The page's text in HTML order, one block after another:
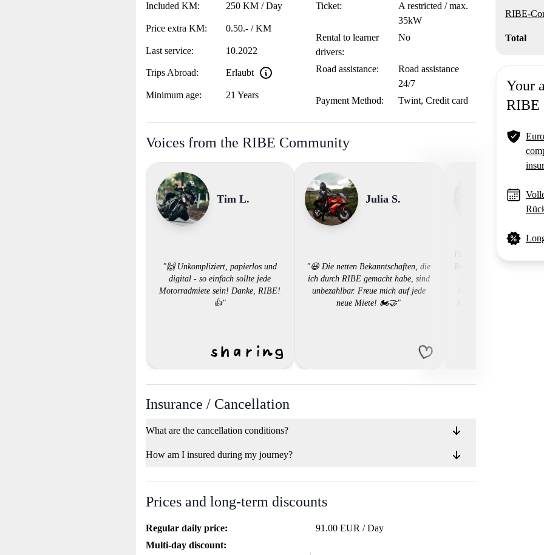
RIBE-
Total
Your
RIBE
Included KM: 250 KM / Day
Price extra KM: 0.50.- / KM
Last service: 10.2022
Trips Abroad: Erlaubt
Minimum age: 21 Years
Ticket:
A restricted / max.
35kW
Rental to learner
drivers:
No
Road assistance:
Road assistance
24/7
Payment Method:
Twint, Credit card
Voices from the RIBE Community
Tim L.
"🙌 Unkompliziert, papierlos und
digital - so einfach sollte jede
Motorradmiete sein! Danke, RIBE!
👍"
Julia S.
"😃 Die netten Bekanntschaften, die
ich durch RIBE gemacht habe, sind
unbezahlbar. Freue mich auf jede
neue Miete! 🏍️🤝"
Roger
"Motorrad mieten wie's
Habe kürzlich eine eher
RC8 gemietet. Sonst
Insurance / Cancellation
What are the cancellation conditions?
How am I insured during my journey?
Prices and long-term discounts
Regular daily price:
91.00 EUR / Day
Multi-day discount: